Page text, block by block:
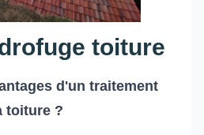
toiture
d'un traitement
toiture ?